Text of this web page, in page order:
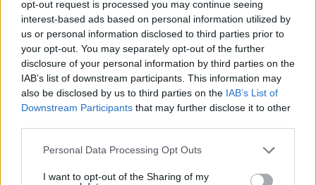
opt-out request is processed you may continue seeing
interest-based ads based on personal information utilized by
us or personal information disclosed to third parties prior to
your opt-out. You may separately opt-out of the further
disclosure of your personal information by third parties on the
IAB’s list of downstream participants. This information may
also be disclosed by us to third parties on the IAB’s List of
Downstream Participants that may further disclose it to other
Please note that this website/app uses one or more Google
not limited to your visit or usage behaviour. You may click to
Personal Data Processing Opt Outs
I want to opt-out of the Sharing of my
Τη Υπερμάχω: Η νύχτα του Αυγούστου
πριν από 1.400 χρόνια, που γέννησε
τον Ακάθιστο Ύμνο
09.08.2026, 22:48
Σαρακήνικο: Χειριστής και ιδιοκτήτης